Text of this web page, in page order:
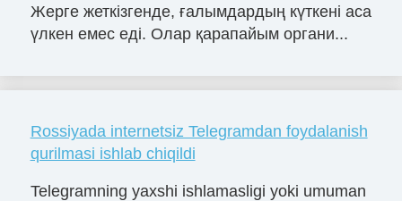
Жерге жеткізгенде, ғалымдардың күткені аса
үлкен емес еді. Олар қарапайым органи...
Rossiyada internetsiz Telegramdan foydalanish
qurilmasi ishlab chiqildi
Telegramning yaxshi ishlamasligi yoki umuman